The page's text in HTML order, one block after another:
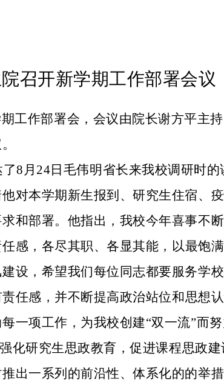
召开新学期工作部署会议
工作部署会， 会议由院长谢方平主
了8月24日毛伟明省长来我校调研时的
对本学期新生报到、研究生住宿、
和部署。 他指出，我校今年喜事不
感， 各尽其职、各显其能， 以最饱
设，希望我们每位同志都要服务学
责任感 ， 并不断提高政治站位和思想
每一项工作，为我校创建“双一流”而
化研究生思政教育，促进课程思政
出一系列的前沿性、体系化的的举措